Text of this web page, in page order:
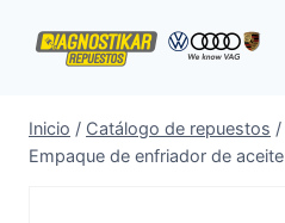
Inicio / Catálogo de repuestos /
Empaque de enfriador de aceite